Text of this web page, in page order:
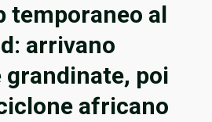
temporaneo al
arrivano
poi
africano